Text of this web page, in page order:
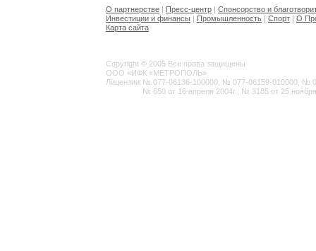
О партнерстве | Пресс-центр | Спонсорство и
Инвестиции и финансы | Промышленность | Спорт | О
Карта сайта
Copyright © 2005 Все права защищены
ООО «ИФК «МЕТРОПОЛЬ»
Лицензии: № 077-06136-100000, № 077-06159-010000, №
№ 650 от 16 апреля 2004г., № 3185 от 25